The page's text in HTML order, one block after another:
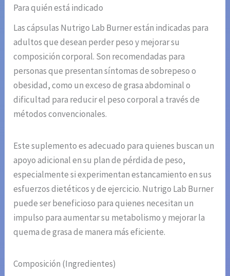
Para quién está indicado
Las cápsulas Nutrigo Lab Burner están indicadas para
adultos que desean perder peso y mejorar su
composición corporal. Son recomendadas para
personas que presentan síntomas de sobrepeso o
obesidad, como un exceso de grasa abdominal o
dificultad para reducir el peso corporal a través de
métodos convencionales.
Este suplemento es adecuado para quienes buscan un
apoyo adicional en su plan de pérdida de peso,
especialmente si experimentan estancamiento en sus
esfuerzos dietéticos y de ejercicio. Nutrigo Lab Burner
puede ser beneficioso para quienes necesitan un
impulso para aumentar su metabolismo y mejorar la
quema de grasa de manera más eficiente.
Composición (Ingredientes)